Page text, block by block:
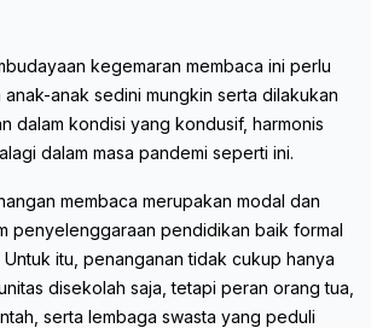
kegemaran membaca ini perlu
anak sedini mungkin serta dilakukan
dalam kondisi yang kondusif, harmonis
dalam masa pandemi seperti ini.
membaca merupakan modal dan
penyelenggaraan pendidikan baik formal
itu, penanganan tidak cukup hanya
disekolah saja, tetapi peran orang tua,
serta lembaga swasta yang peduli